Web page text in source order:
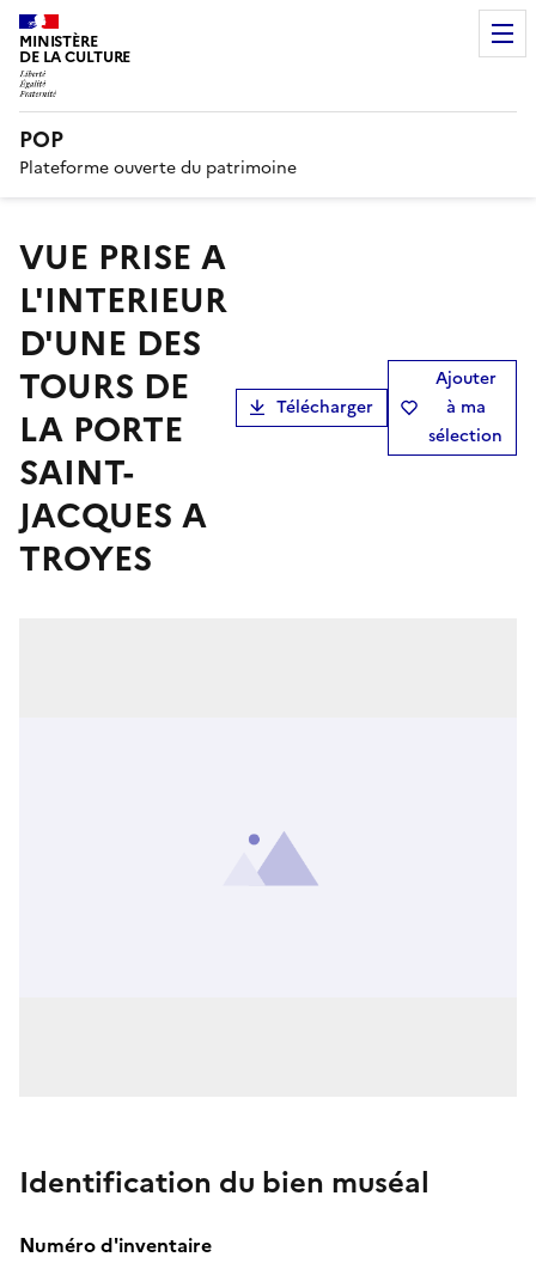
MINISTÈRE
DE LA CULTURE
POP
Plateforme ouverte du patrimoine
VUE PRISE A
L'INTERIEUR
D'UNE DES
TOURS DE
LA PORTE
SAINT-
JACQUES A
TROYES
Télécharger
Ajouter
à ma
sélection
Identification du bien muséal
Numéro d'inventaire